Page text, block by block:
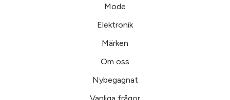
Mode
Elektronik
Märken
Om oss
Nybegagnat